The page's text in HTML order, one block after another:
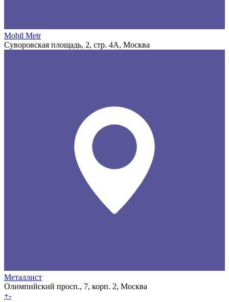
Mobil Metr
Суворовская площадь, 2, стр. 4А, Москва
Металлист
Олимпийский просп., 7, корп. 2, Москва
+-